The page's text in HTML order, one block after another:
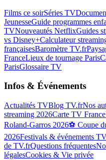
Films ce soirSéries TV
JeunesseGuide programmes
TVNouveautés NetflixGuides
vs Disney+Calculateur
françaisesBaromètre TV.fr
FranceLieux de tournage Paris
ParisGlossaire TV
Infos & Événements
Actualités TVBlog TV.frNos
streaming 2026Carte TV France
Roland-Garros 2026⚽ Coupe
2026Festivals & événements
de TV.frQuestions fréquentes
légalesCookies & Vie privée